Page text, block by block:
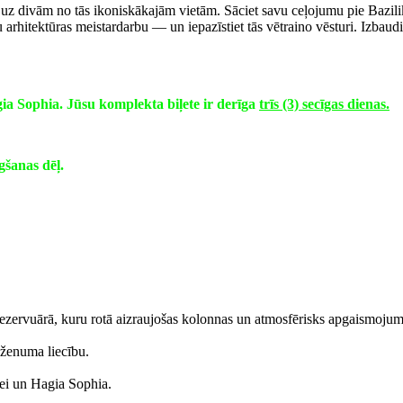
divām no tās ikoniskākajām vietām. Sāciet savu ceļojumu pie
meistardarbu — un iepazīstiet tās vētraino vēsturi.
Sophia. Jūsu komplekta biļete ir derīga trīs (3) secīgas dienas.
dēļ.
kuru rotā aizraujošas kolonnas un atmosfērisks
liecību.
un Hagia Sophia.